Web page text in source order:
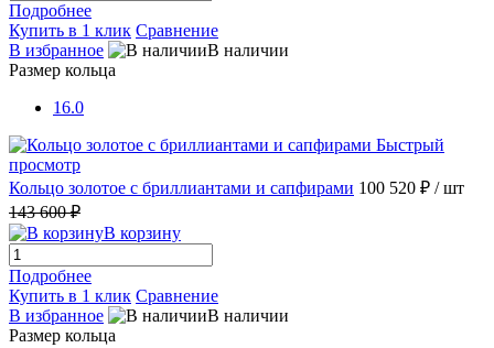
Подробнее
Купить в 1 клик Сравнение
В избранное
В наличии
Размер кольца
16.0
Быстрый
просмотр
Кольцо золотое с бриллиантами и сапфирами 100 520 ₽ / шт
143 600 ₽
В корзину
Подробнее
Купить в 1 клик Сравнение
В избранное
В наличии
Размер кольца